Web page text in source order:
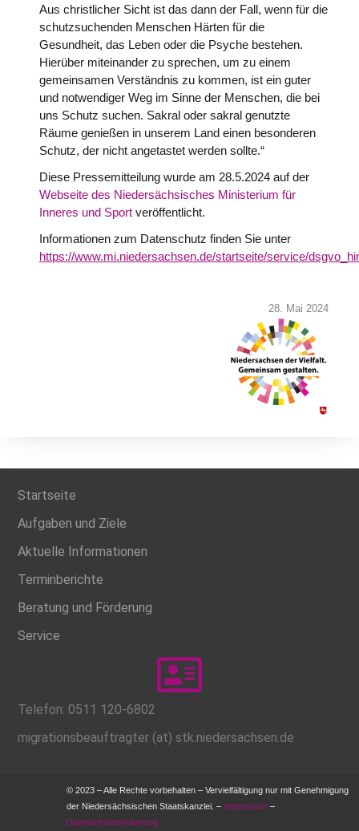
Aus christlicher Sicht ist das dann der Fall, wenn für die
schutzsuchenden Menschen Härten für die
Gesundheit, das Leben oder die Psyche bestehen.
Hierüber miteinander zu sprechen, um zu einem
gemeinsamen Verständnis zu kommen, ist ein guter
und notwendiger Weg im Sinne der Menschen, die bei
uns Schutz suchen. Sakral oder sakral genutzte
Räume genießen in unserem Land einen besonderen
Schutz, der nicht angetastet werden sollte.“
Diese Pressemitteilung wurde am 28.5.2024 auf der
Webseite des Niedersächsisches Ministerium für
Inneres und Sport veröffentlicht.
Informationen zum Datenschutz finden Sie unter
https://www.mi.niedersachsen.de/startseite/service/
28. Mai 2024
Startseite
Aufgaben und Ziele
Aktuelle Informationen
Terminberichte
Beratung und Förderung
Service
Telefon: 0511 120-6802
migrationsbeauftragter (at) stk.niedersachsen.de
© 2023 – Alle Rechte vorbehalten – Vervielfältigung nur mit Genehmigung
der Niedersächsischen Staatskanzlei. – Impressum –
Datenschutzerklaerung